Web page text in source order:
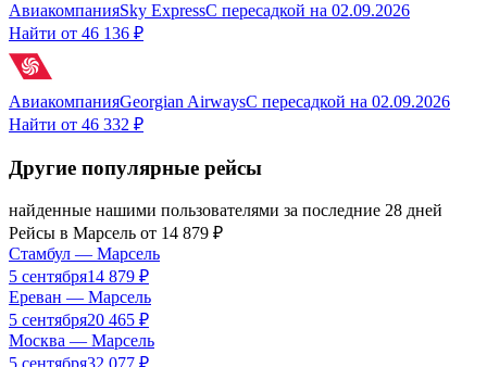
АвиакомпанияSky ExpressС пересадкой на 02.09.2026
Найти от 46 136 ₽
АвиакомпанияGeorgian AirwaysС пересадкой на 02.09.2026
Найти от 46 332 ₽
Другие популярные рейсы
найденные нашими пользователями за последние 28 дней
Рейсы в Марсель от 14 879 ₽
Стамбул — Марсель
5 сентября14 879 ₽
Ереван — Марсель
5 сентября20 465 ₽
Москва — Марсель
5 сентября32 077 ₽